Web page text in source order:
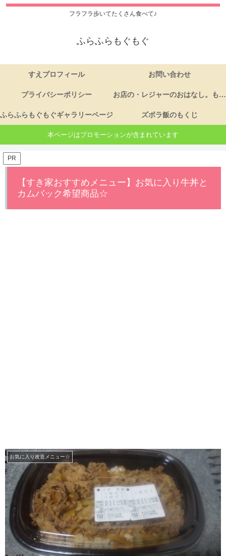
フラフラ歩いてたくさん食べて♪
ふらふらもぐもぐ
すえプロフィール お問い合わせ
プライバシーポリシー お店の・レジャーのおはなし。もくじ
ふらふらもぐもぐギャラリーページ ズボラ飯のもくじ
本ページはプロモーションが含まれています
PR
【すき家おすすめメニュー】お気に入り牛丼と
カムバック希望商品☆
お気に入り改造メニュー☆